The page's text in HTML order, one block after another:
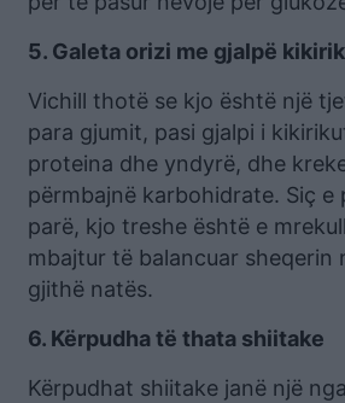
5. Galeta orizi me gjalpë
Vichill thotë se kjo është një
para gjumit, pasi gjalpi i
proteina dhe yndyrë, dhe
përmbajnë karbohidrate. Siç e
parë, kjo treshe është e
mbajtur të balancuar sheqerin
gjithë natës.
6. Kërpudha të thata shiitake
Kërpudhat shiitake janë një